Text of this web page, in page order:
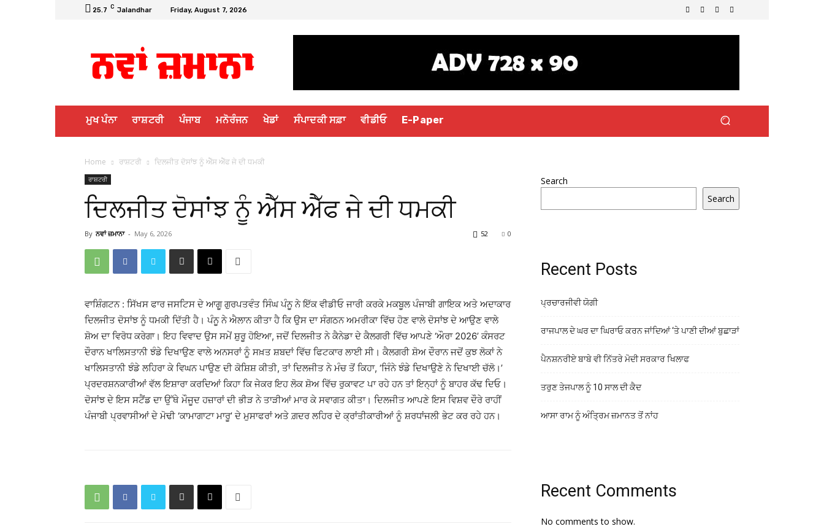
25.7 C Jalandhar Friday, August 7, 2026
ਮੁਖ ਪੰਨਾ ਰਾਸ਼ਟਰੀ ਪੰਜਾਬ ਮਨੋਰੰਜਨ ਖੇਡਾਂ ਸੰਪਾਦਕੀ ਸਫ਼ਾ ਵੀਡੀਓ E-Paper
Home ਰਾਸ਼ਟਰੀ ਦਿਲਜੀਤ ਦੋਸਾਂਝ ਨੂੰ ਐੱਸ ਐੱਫ ਜੇ ਦੀ ਧਮਕੀ
ਰਾਸ਼ਟਰੀ
ਦਿਲਜੀਤ ਦੋਸਾਂਝ ਨੂੰ ਐੱਸ ਐੱਫ ਜੇ ਦੀ ਧਮਕੀ
By ਨਵਾਂ ਜ਼ਮਾਨਾ - May 6, 2026 0
52
ਵਾਸ਼ਿੰਗਟਨ : ਸਿੱਖਸ ਫਾਰ ਜਸਟਿਸ ਦੇ ਆਗੂ ਗੁਰਪਤਵੰਤ ਸਿੰਘ ਪੰਨੂ ਨੇ ਇੱਕ ਵੀਡੀਓ ਜਾਰੀ ਕਰਕੇ ਮਕਬੂਲ ਪੰਜਾਬੀ ਗਾਇਕ ਅਤੇ ਅਦਾਕਾਰ
ਦਿਲਜੀਤ ਦੋਸਾਂਝ ਨੂੰ ਧਮਕੀ ਦਿੱਤੀ ਹੈ। ਪੰਨੂ ਨੇ ਐਲਾਨ ਕੀਤਾ ਹੈ ਕਿ ਉਸ ਦਾ ਸੰਗਠਨ ਅਮਰੀਕਾ ਵਿੱਚ ਹੋਣ ਵਾਲੇ ਦੋਸਾਂਝ ਦੇ ਆਉਣ ਵਾਲੇ
ਸ਼ੋਅ ਦਾ ਵਿਰੋਧ ਕਰੇਗਾ। ਇਹ ਵਿਵਾਦ ਉਸ ਸਮੇਂ ਸ਼ੁਰੂ ਹੋਇਆ, ਜਦੋਂ ਦਿਲਜੀਤ ਨੇ ਕੈਨੇਡਾ ਦੇ ਕੈਲਗਰੀ ਵਿੱਚ ਆਪਣੇ ‘ਔਰਾ 2026’ ਕੰਸਰਟ
ਦੌਰਾਨ ਖਾਲਿਸਤਾਨੀ ਝੰਡੇ ਦਿਖਾਉਣ ਵਾਲੇ ਅਨਸਰਾਂ ਨੂੰ ਸਖ਼ਤ ਸ਼ਬਦਾਂ ਵਿੱਚ ਫਿਟਕਾਰ ਲਾਈ ਸੀ। ਕੈਲਗਰੀ ਸ਼ੋਅ ਦੌਰਾਨ ਜਦੋਂ ਕੁਝ ਲੋਕਾਂ ਨੇ
ਖਾਲਿਸਤਾਨੀ ਝੰਡੇ ਲਹਿਰਾ ਕੇ ਵਿਘਨ ਪਾਉਣ ਦੀ ਕੋਸ਼ਿਸ਼ ਕੀਤੀ, ਤਾਂ ਦਿਲਜੀਤ ਨੇ ਮੰਚ ਤੋਂ ਕਿਹਾ, ‘ਜਿੰਨੇ ਝੰਡੇ ਦਿਖਾਉਣੇ ਨੇ ਦਿਖਾਈ ਚੱਲੋ।’
ਪ੍ਰਦਰਸ਼ਨਕਾਰੀਆਂ ਵੱਲ ਇਸ਼ਾਰਾ ਕਰਦਿਆਂ ਕਿਹਾ ਕਿ ਜੇਕਰ ਇਹ ਲੋਕ ਸ਼ੋਅ ਵਿੱਚ ਰੁਕਾਵਟ ਪਾ ਰਹੇ ਹਨ ਤਾਂ ਇਨ੍ਹਾਂ ਨੂੰ ਬਾਹਰ ਕੱਢ ਦਿਓ।
ਦੋਸਾਂਝ ਦੇ ਇਸ ਸਟੈਂਡ ਦਾ ਉੱਥੇ ਮੌਜੂਦ ਹਜ਼ਾਰਾਂ ਦੀ ਭੀੜ ਨੇ ਤਾੜੀਆਂ ਮਾਰ ਕੇ ਸਵਾਗਤ ਕੀਤਾ। ਦਿਲਜੀਤ ਆਪਣੇ ਇਸ ਵਿਸ਼ਵ ਦੌਰੇ ਰਾਹੀਂ
ਪੰਜਾਬੀ ਪ੍ਰਵਾਸੀਆਂ ਦੇ ਮੋਢੀ ‘ਕਾਮਾਗਾਟਾ ਮਾਰੂ’ ਦੇ ਮੁਸਾਫਰਾਂ ਅਤੇ ਗ਼ਦਰ ਲਹਿਰ ਦੇ ਕ੍ਰਾਂਤੀਕਾਰੀਆਂ ਨੂੰ ਸ਼ਰਧਾਂਜਲੀ ਭੇਟ ਕਰ ਰਹੇ ਹਨ।
Search
Search
Recent Posts
ਪ੍ਰਚਾਰਜੀਵੀ ਯੋਗੀ
ਰਾਜਪਾਲ ਦੇ ਘਰ ਦਾ ਘਿਰਾਓ ਕਰਨ ਜਾਂਦਿਆਂ ‘ਤੇ ਪਾਣੀ ਦੀਆਂ ਬੁਛਾੜਾਂ
ਪੈਨਸ਼ਨਰੀਏ ਬਾਬੇ ਵੀ ਨਿੱਤਰੇ ਮੋਦੀ ਸਰਕਾਰ ਖਿਲਾਫ
ਤਰੁਣ ਤੇਜਪਾਲ ਨੂੰ 10 ਸਾਲ ਦੀ ਕੈਦ
ਆਸਾ ਰਾਮ ਨੂੰ ਅੰਤ੍ਰਿਮ ਜ਼ਮਾਨਤ ਤੋਂ ਨਾਂਹ
Recent Comments
No comments to show.